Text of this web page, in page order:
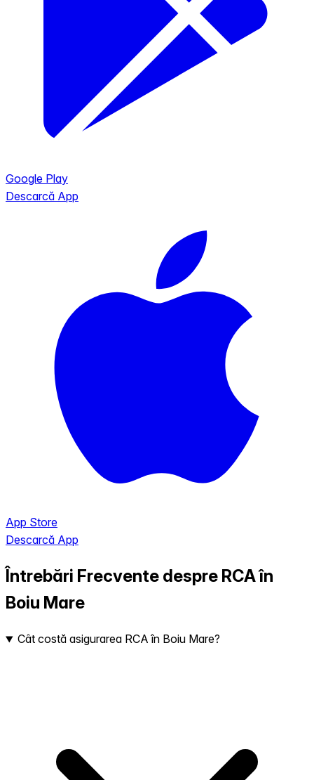
Google Play
Descarcă App
App Store
Descarcă App
Întrebări Frecvente despre RCA în
Boiu Mare
Cât costă asigurarea RCA în Boiu Mare?